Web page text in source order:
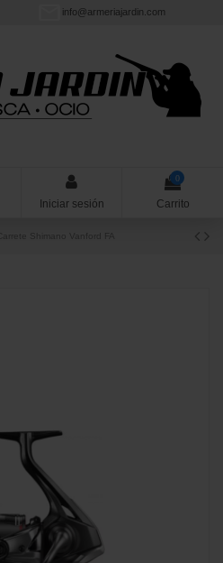
info@armeriajardin.com
Iniciar sesión
0
Carrito
Carrete Shimano Vanford FA